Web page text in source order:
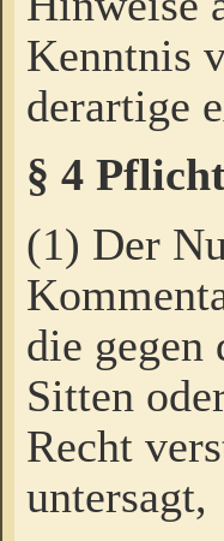
Kenntnis
derartige
§ 4
(1) Der
die gegen
Sitten
Recht
untersagt,